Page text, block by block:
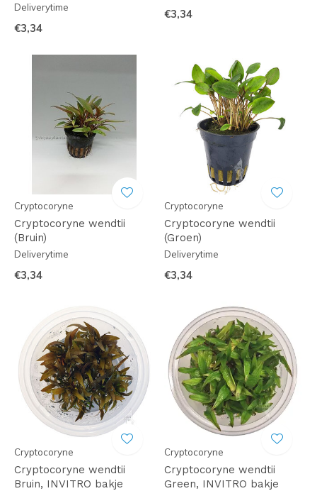
Deliverytime
€3,34
€3,34
Cryptocoryne
Cryptocoryne wendtii
(Bruin)
Deliverytime
€3,34
Cryptocoryne
Cryptocoryne wendtii
(Groen)
Deliverytime
€3,34
Cryptocoryne
Cryptocoryne wendtii
Bruin, INVITRO bakje
Cryptocoryne
Cryptocoryne wendtii
Green, INVITRO bakje